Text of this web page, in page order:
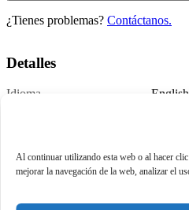
Al continuar utilizando esta web o al hacer
mejorar la navegación de la web, analizar el
¿Tienes problemas? Contáctanos.
Detalles
Idioma
English